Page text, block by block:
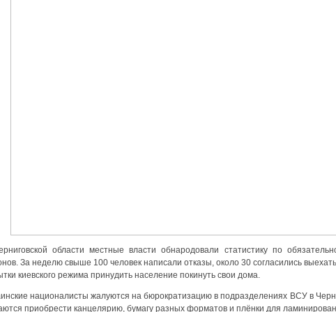
области местные власти обнародовали статистику по
За неделю свыше 100 человек написали отказы, около 30 согласились
киевского режима принудить население покинуть свои дома.
националисты жалуются на бюрократизацию в подразделениях ВСУ в
приобрести канцелярию, бумагу разных форматов и плёнки для